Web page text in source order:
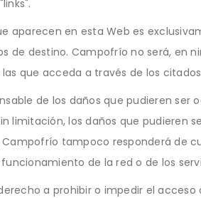
aparecen en esta Web es
de destino. Campofrío no será, en
que acceda a través de los citados
de los daños que pudieren
limitación, los daños que pudieren
Campofrío tampoco responderá de
de la red o de los
a prohibir o impedir el